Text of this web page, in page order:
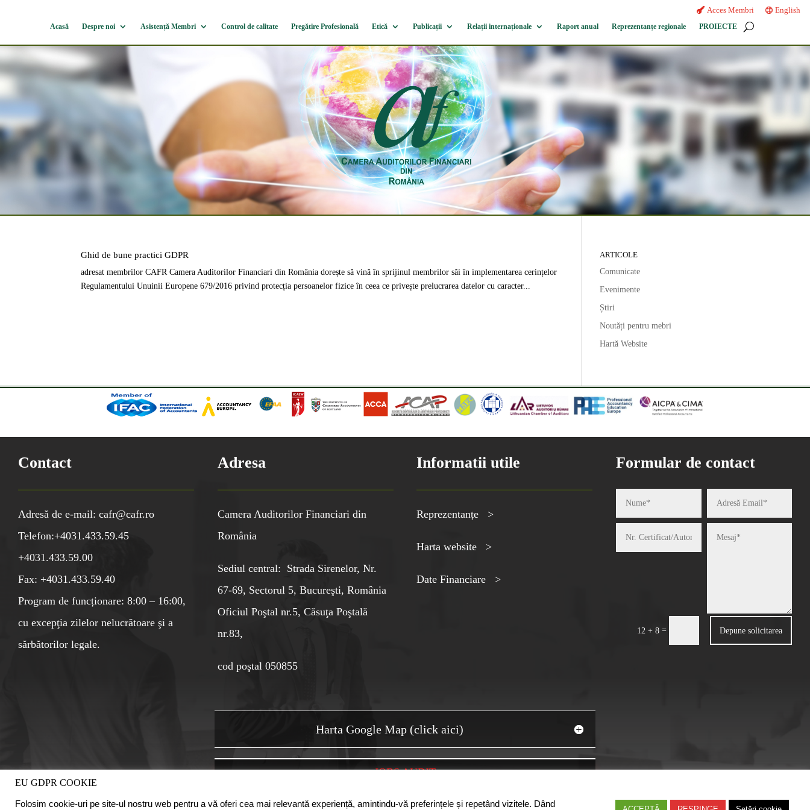
Acces Membri English
Acasă Despre noi Asistență Membri Control de calitate Pregătire Profesională Etică Publicații Relații internaționale Raport anual Reprezentanțe regionale PROIECTE
Ghid de bune practici GDPR
adresat membrilor CAFR Camera Auditorilor Financiari din România dorește să vină în sprijinul membrilor săi în implementarea cerințelor
Regulamentului Unuinii Europene 679/2016 privind protecția persoanelor fizice în ceea ce privește prelucrarea datelor cu caracter...
ARTICOLE
Comunicate
Evenimente
Știri
Noutăți pentru mebri
Hartă Website
Contact
Adresă de e-mail: cafr@cafr.ro
Telefon:+4031.433.59.45
+4031.433.59.00
Fax: +4031.433.59.40
Program de funcționare: 8:00 – 16:00,
cu excepţia zilelor nelucrătoare şi a
sărbătorilor legale.
Adresa
Camera Auditorilor Financiari din
România
Sediul central: Strada Sirenelor, Nr.
67-69, Sectorul 5, Bucureşti, România
Oficiul Poştal nr.5, Căsuţa Poştală
nr.83,
cod poştal 050855
Informatii utile
Reprezentanțe >
Harta website >
Date Financiare >
Formular de contact
12 + 8= Depune solicitarea
Harta Google Map (click aici)
JOBS AUDIT
EU GDPR COOKIE
Folosim cookie-uri pe site-ul nostru web pentru a vă oferi cea mai relevantă experiență, amintindu-vă preferințele și repetând vizitele. Dând